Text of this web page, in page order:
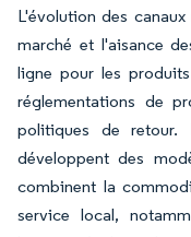
L'évolution des
marché et l'aisance
ligne pour les
réglementations de
politiques de retour.
développent des
combinent la
service local,